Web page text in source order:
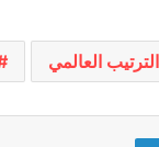
الترتيب العالمي
لينكدإن